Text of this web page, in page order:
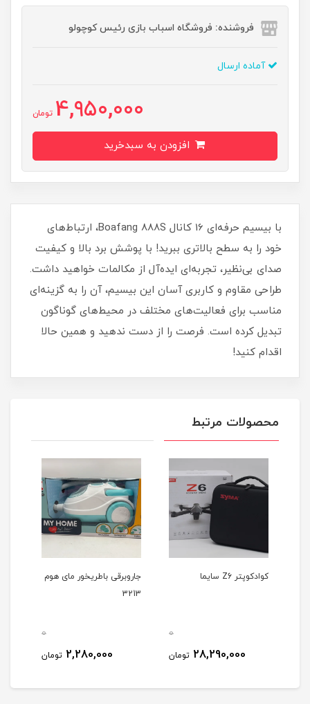
فروشنده: فروشگاه اسباب بازی رئیس کوچولو
آماده ارسال
4,950,000 تومان
با بیسیم حرفه‌ای 16 کانال Boafang 888S، ارتباط‌های
خود را به سطح بالاتری ببرید! با پوشش برد بالا و کیفیت
صدای بی‌نظیر، تجربه‌ای ایده‌آل از مکالمات خواهید داشت.
طراحی مقاوم و کاربری آسان این بیسیم، آن را به گزینه‌ای
مناسب برای فعالیت‌های مختلف در محیط‌های گوناگون
تبدیل کرده است. فرصت را از دست ندهید و همین حالا
اقدام کنید!
محصولات مرتبط
کوادکوپتر Z6 سایما
0
28,290,000 تومان
جاروبرقی باطریخور مای هوم
3213
0
2,280,000 تومان